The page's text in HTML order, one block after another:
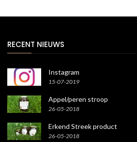
RECENT NIEUWS
Instagram
15-07-2019
Appel/peren stroop
26-05-2018
Erkend Streek product
26-05-2018